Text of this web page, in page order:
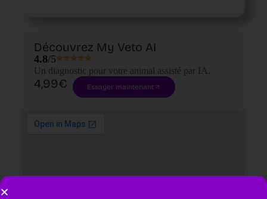
Découvrez My Veto AI
4.8/5
Un diagnostic pour votre animal assisté par IA.
4,99€ Essayer maintenant